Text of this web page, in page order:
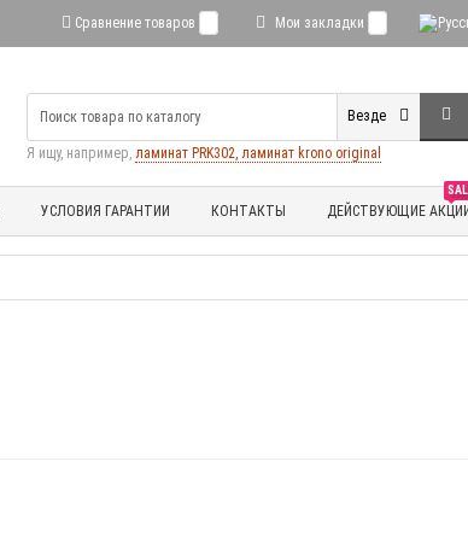
Мои закладки
Сравнение товаров
Везде
Я ищу, например, ламинат PRK302, ламинат krono original
УСЛОВИЯ ГАРАНТИИ КОНТАКТЫ ДЕЙСТВУЮЩИЕ